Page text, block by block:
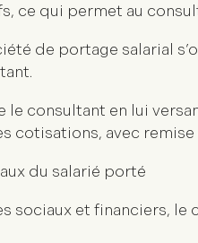
ce qui permet au
de portage salarial
le consultant en lui
cotisations, avec remise
du salarié porté
sociaux et financiers,